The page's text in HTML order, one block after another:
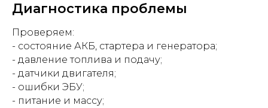
Диагностика проблемы
Проверяем:
- состояние АКБ, стартера и генератора;
- давление топлива и подачу;
- датчики двигателя;
- ошибки ЭБУ;
- питание и массу;